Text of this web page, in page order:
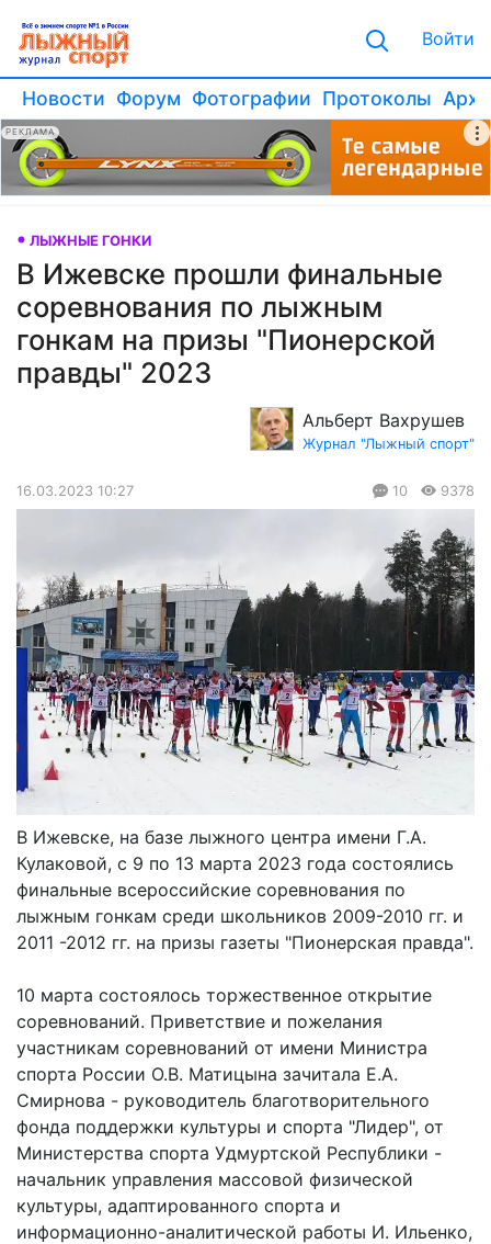
Войти
Новости Форум Фотографии Протоколы
РЕКЛАМА
ЛЫЖНЫЕ ГОНКИ
В Ижевске прошли финальные
соревнования по лыжным
гонкам на призы "Пионерской
правды" 2023
Альберт Вахрушев
Журнал "Лыжный спорт"
16.03.2023 10:27 10 9378
В Ижевске, на базе лыжного центра имени Г.А.
Кулаковой, с 9 по 13 марта 2023 года состоялись
финальные всероссийские соревнования по
лыжным гонкам среди школьников 2009-2010 гг. и
2011 -2012 гг. на призы газеты "Пионерская правда".
10 марта состоялось торжественное открытие
соревнований. Приветствие и пожелания
участникам соревнований от имени Министра
спорта России О.В. Матицына зачитала Е.А.
Смирнова - руководитель благотворительного
фонда поддержки культуры и спорта "Лидер", от
Министерства спорта Удмуртской Республики -
начальник управления массовой физической
культуры, адаптированного спорта и
информационно-аналитической работы И. Ильенко,